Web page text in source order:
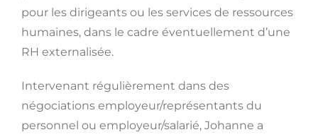
pour les dirigeants ou les services de ressources
humaines, dans le cadre éventuellement d’une
RH externalisée.
Intervenant régulièrement dans des
négociations employeur/représentants du
personnel ou employeur/salarié, Johanne a